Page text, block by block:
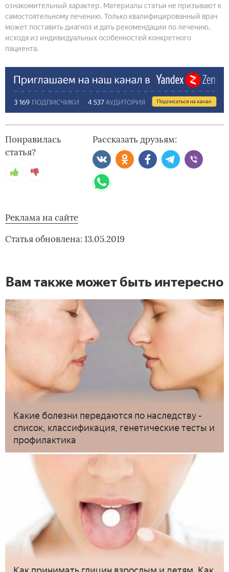
ознакомительный характер. Материалы статьи не призывают к
самостоятельному лечению. Только квалифицированный врач
может поставить диагноз и дать рекомендации по лечению,
исходя из индивидуальных особенностей конкретного
пациента.
Понравилась
статья?
Рассказать друзьям:
Реклама на сайте
Статья обновлена: 13.05.2019
Вам также может быть интересно
Какие болезни передаются по наследству -
список, классификация, генетические тесты и
профилактика